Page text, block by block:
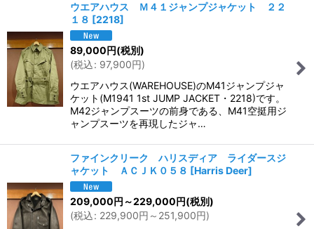
ウエアハウス Ｍ４１ジャンプジャケット ２２
１８ [2218]
89,000円(税別)
(税込: 97,900円)
ウエアハウス(WAREHOUSE)のM41ジャンプジャ
ケット(M1941 1st JUMP JACKET・2218)です。
M42ジャンプスーツの前身である、M41空挺用ジ
ャンプスーツを再現したジャ…
ファインクリーク ハリスディア ライダースジ
ャケット ＡＣＪＫ０５８ [Harris Deer]
209,000円 ～229,000円(税別)
(税込: 229,900円 ～251,900円)